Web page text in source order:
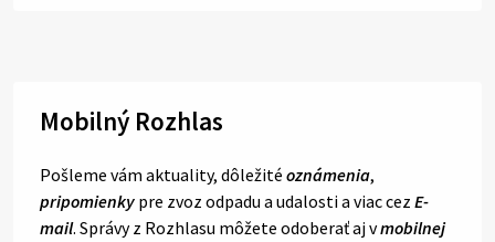
Mobilný Rozhlas
Pošleme vám aktuality, dôležité oznámenia,
pripomienky pre zvoz odpadu a udalosti a viac cez E-
mail. Správy z Rozhlasu môžete odoberať aj vmobilnej